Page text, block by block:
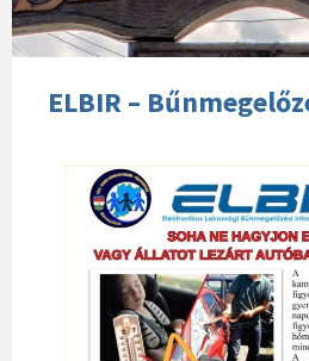
ELBIR –